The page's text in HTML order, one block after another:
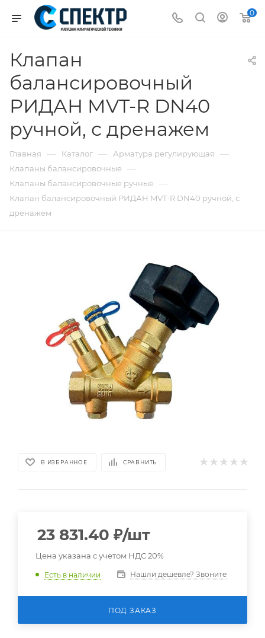
0
Клапан
балансировочный
РИДАН MVT-R DN40
ручной, с дренажем
Главная — Каталог — Арматура регулирующая —
Клапаны балансировочные —
Клапаны балансировочные ручные —
Клапан балансировочный РИДАН MVT-R DN40 ручной, с
дренажем
В ИЗБРАННОЕ СРАВНИТЬ
23 831.40 ₽/шт
Цена указана с учетом НДС 20%
Есть в наличии Нашли дешевле? Звоните
ПОД ЗАКАЗ